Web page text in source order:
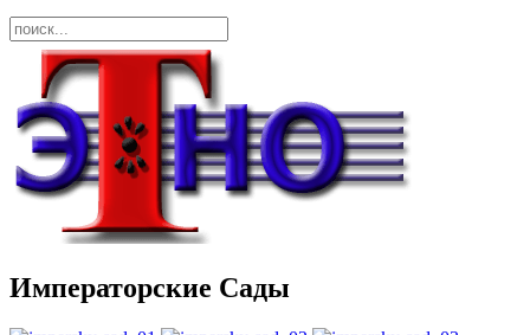
Императорские Сады